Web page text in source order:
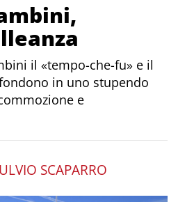
il «tempo-che-fu» e il
in uno stupendo
e
SCAPARRO